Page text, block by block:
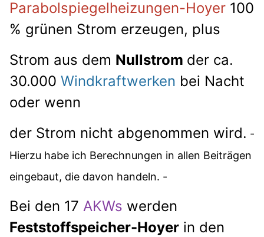
Parabolspiegelheizungen-Hoyer 100
% grünen Strom erzeugen, plus
Strom aus dem Nullstrom der ca.
30.000 Windkraftwerken bei Nacht
oder wenn
der Strom nicht abgenommen wird. -
Hierzu habe ich Berechnungen in allen Beiträgen
eingebaut, die davon handeln. -
Bei den 17 AKWs werden
Feststoffspeicher-Hoyer in den